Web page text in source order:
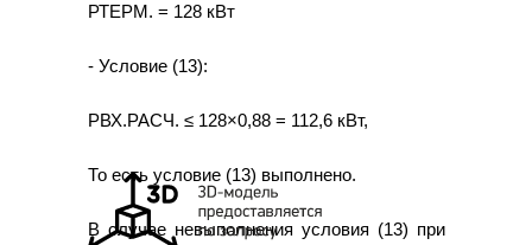
РТЕРМ. = 128 кВт
- Условие (13):
РВХ.РАСЧ. ≤ 128×0,88 = 112,6 кВт,
То есть условие (13) выполнено.
В случае невыполнения условия (13) при